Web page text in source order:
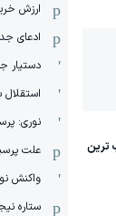
ارزش خرید
ادعای
دستیار
نوری:
علت
واکنش
ستاره